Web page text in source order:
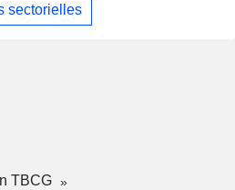
sectorielles
TBCG